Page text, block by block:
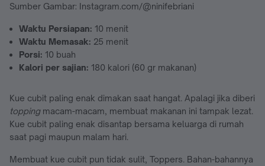
Sumber Gambar: Instagram.com/@ninifebriani
Waktu Persiapan: 10 menit
Waktu Memasak: 25 menit
Porsi: 10 buah
Kalori per sajian: 180 kalori (60 gr makanan)
Kue cubit paling enak dimakan saat hangat. Apalagi jika diberi
topping macam-macam, membuat makanan ini tampak lezat.
Kue cubit paling enak disantap bersama keluarga di rumah
saat pagi maupun malam hari.
Membuat kue cubit pun tidak sulit, Toppers. Bahan-bahannya